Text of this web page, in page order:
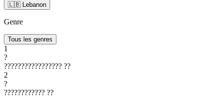
🇱🇧 Lebanon
Genre
Tous les genres
1
?
????????????????? ??
2
?
???????????? ??